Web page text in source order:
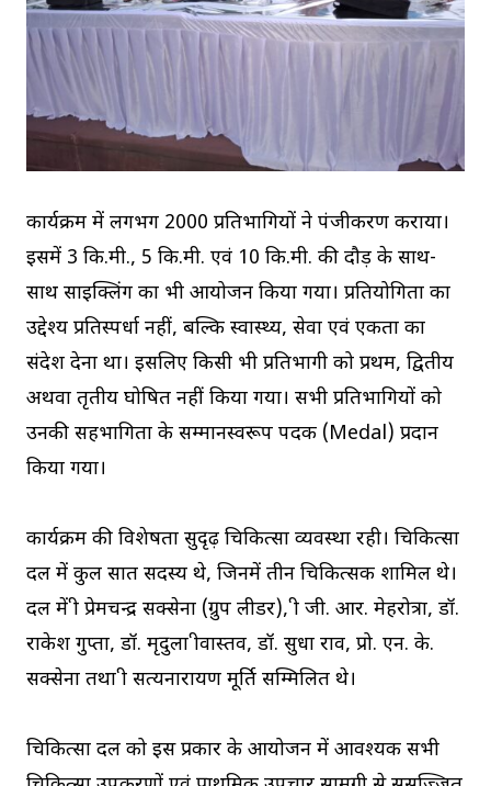
कार्यक्रम में लगभग 2000 प्रतिभागियों ने पंजीकरण कराया।
इसमें 3 कि.मी., 5 कि.मी. एवं 10 कि.मी. की दौड़ के साथ-
साथ साइक्लिंग का भी आयोजन किया गया। प्रतियोगिता का
उद्देश्य प्रतिस्पर्धा नहीं, बल्कि स्वास्थ्य, सेवा एवं एकता का
संदेश देना था। इसलिए किसी भी प्रतिभागी को प्रथम, द्वितीय
अथवा तृतीय घोषित नहीं किया गया। सभी प्रतिभागियों को
उनकी सहभागिता के सम्मानस्वरूप पदक (Medal) प्रदान
किया गया।
कार्यक्रम की विशेषता सुदृढ़ चिकित्सा व्यवस्था रही। चिकित्सा
दल में कुल सात सदस्य थे, जिनमें तीन चिकित्सक शामिल थे।
दल में श्री प्रेमचन्द्र सक्सेना (ग्रुप लीडर), श्री जी. आर. मेहरोत्रा, डॉ.
राकेश गुप्ता, डॉ. मृदुला श्रीवास्तव, डॉ. सुधा राव, प्रो. एन. के.
सक्सेना तथा श्री सत्यनारायण मूर्ति सम्मिलित थे।
चिकित्सा दल को इस प्रकार के आयोजन में आवश्यक सभी